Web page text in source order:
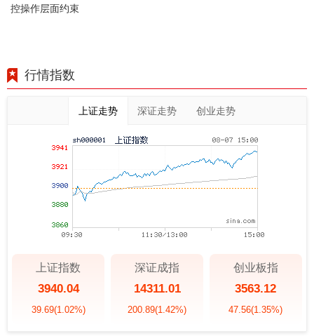
控操作层面约束
行情指数
上证走势 深证走势 创业走势
上证指数
3940.04
39.69(1.02%)
深证成指
14311.01
200.89(1.42%)
创业板指
3563.12
47.56(1.35%)